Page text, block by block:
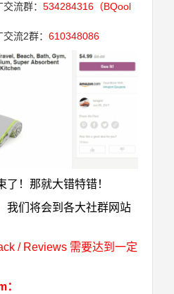
流群： 534284316（BQool
流2群： 610348086
！那就大错特错！
我们将会到各大社群网站
/ Reviews 需要达到一定
：